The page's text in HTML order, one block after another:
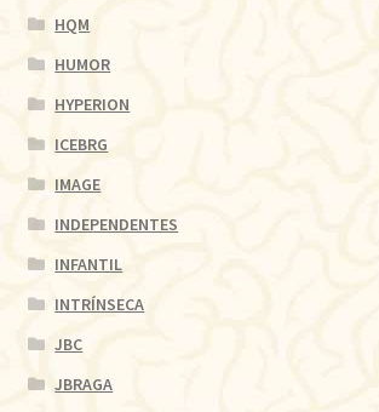
HQM
HUMOR
HYPERION
ICEBRG
IMAGE
INDEPENDENTES
INFANTIL
INTRÍNSECA
JBC
JBRAGA